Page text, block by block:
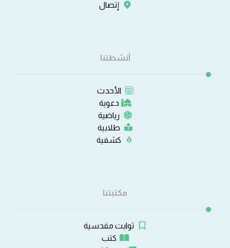
إتصال
أنشطتنا
الأحدث
دعوية
رياضية
طلابية
كشفية
مكتبتنا
ثوابت مقدسية
كتب